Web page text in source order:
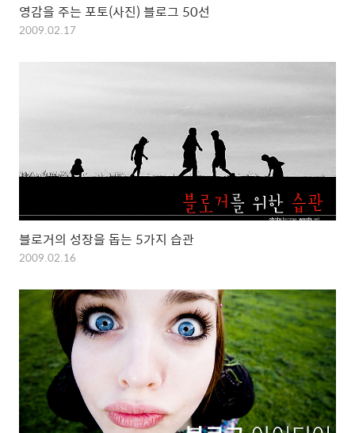
영감을 주는 포토(사진) 블로그 50선
2009.02.17
블로거의 성장을 돕는 5가지 습관
2009.02.16